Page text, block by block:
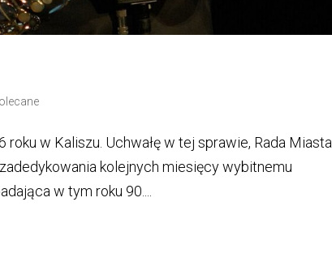
w Kaliszu. Uchwałę w tej sprawie, Rada Miasta
kolejnych miesięcy wybitnemu
w tym roku 90....